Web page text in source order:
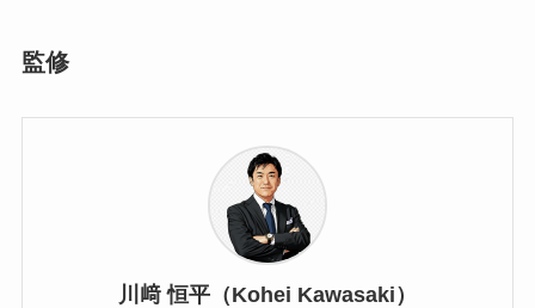
監修
川﨑 恒平（Kohei Kawasaki）